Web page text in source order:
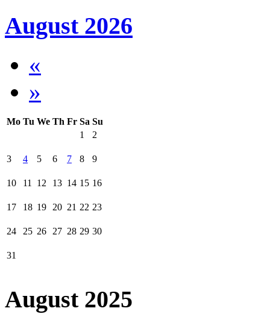
August 2026
«
»
Mo Tu We Th Fr Sa Su
1
2
3 4 5 6 7 8 9
10 11 12 13 14 15 16
17 18 19 20 21 22 23
24 25 26 27 28 29 30
31
August 2025